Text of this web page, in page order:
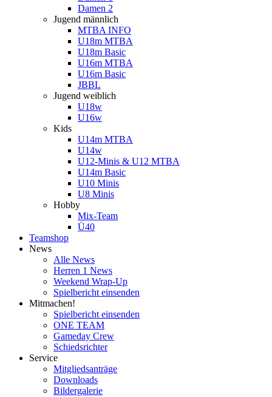
Damen 2
Jugend männlich
MTBA INFO
U18m MTBA
U18m Basic
U16m MTBA
U16m Basic
JBBL
Jugend weiblich
U18w
U16w
Kids
U14m MTBA
U14w
U12-Minis & U12 MTBA
U14m Basic
U10 Minis
U8 Minis
Hobby
Mix-Team
Ü40
Teamshop
News
Alle News
Herren 1 News
Weekend Wrap-Up
Spielbericht einsenden
Mitmachen!
Spielbericht einsenden
ONE TEAM
Gameday Crew
Schiedsrichter
Service
Mitgliedsanträge
Downloads
Bildergalerie